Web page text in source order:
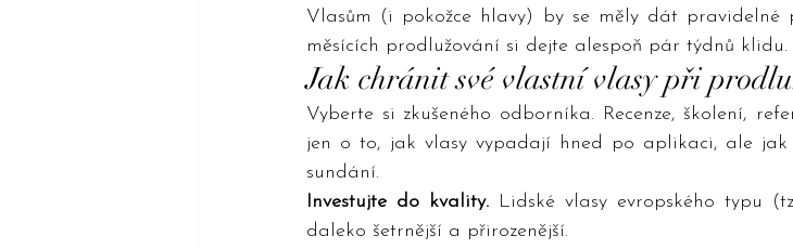
Vlasům (i pokožce hlavy) by se měly dát pravidelné
měsících prodlužování si dejte alespoň pár týdnů klidu.
Jak chránit své vlastní vlasy při
Vyberte si zkušeného odborníka. Recenze, školení,
jen o to, jak vlasy vypadají hned po aplikaci, ale
sundání.
Investujte do kvality. Lidské vlasy evropského typu
daleko šetrnější a přirozenější.